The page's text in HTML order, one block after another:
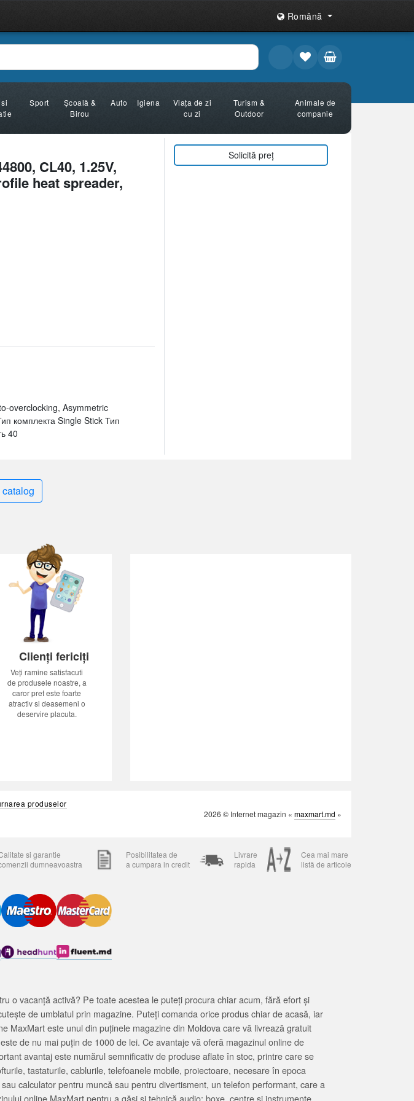
Română
Sport
Şcoală &
Birou
Auto Igiena
Viața de zi
cu zi
Turism &
Outdoor
Animale de
companie
CL40, 1.25V,
heat spreader,
overclocking, Asymmetric
комплекта Single Stick Тип
40
Solicită preț
Clienți fericiți
Veți ramine satisfacuti
de produsele noastre, a
caror pret este foarte
atractiv si deasemeni o
deservire placuta.
produselor
2026 © Internet magazin « maxmart.md »
si garantie
dumneavoastra
Posibilitatea de
a cumpara in credit
Livrare
rapida
Cea mai mare
listă de articole
o vacanță activă? Pe toate acestea le puteți procura chiar acum, fără efort și
de umblatul prin magazine. Puteți comanda orice produs chiar de acasă, iar
MaxMart este unul din puținele magazine din Moldova care vă livrează gratuit
de nu mai puțin de 1000 de lei. Ce avantaje vă oferă magazinul online de
avantaj este numărul semnificativ de produse aflate în stoc, printre care se
tastaturile, cablurile, telefoanele mobile, proiectoare, necesare în epoca
calculator pentru muncă sau pentru divertisment, un telefon performant, care a